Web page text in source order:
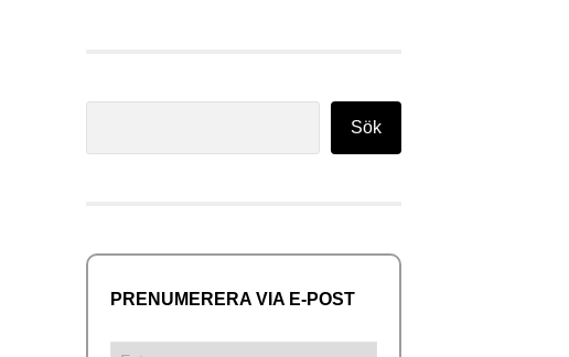
Sök
PRENUMERERA VIA E-POST